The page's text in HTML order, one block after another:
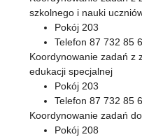
szkolnego i nauki
Pokój 203
Telefon 87 732 85
Koordynowanie zadań z
edukacji specjalnej
Pokój 203
Telefon 87 732 85
Koordynowanie zadań
Pokój 208